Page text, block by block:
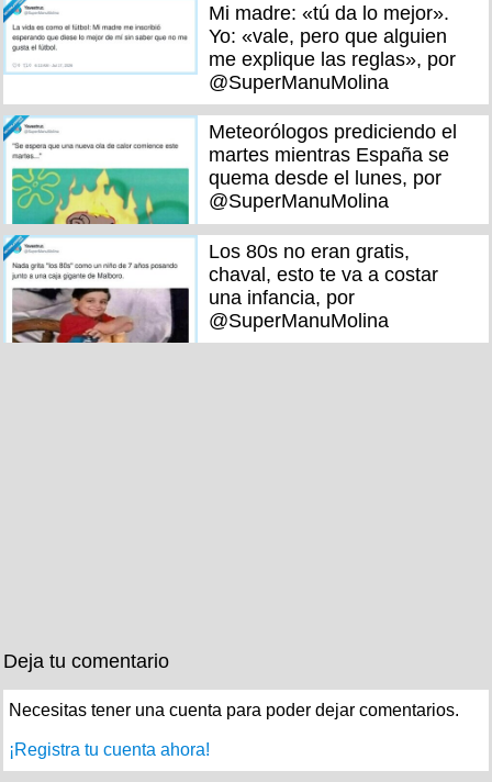
Mi madre: «tú da lo mejor».
Yo: «vale, pero que alguien
me explique las reglas», por
@SuperManuMolina
Meteorólogos prediciendo el
martes mientras España se
quema desde el lunes, por
@SuperManuMolina
Los 80s no eran gratis,
chaval, esto te va a costar
una infancia, por
@SuperManuMolina
Deja tu comentario
Necesitas tener una cuenta para poder dejar comentarios.
¡Registra tu cuenta ahora!